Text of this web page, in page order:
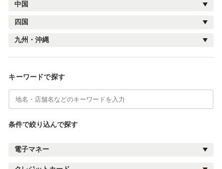
中国
四国
九州・沖縄
キーワードで探す
条件で絞り込んで探す
電子マネー